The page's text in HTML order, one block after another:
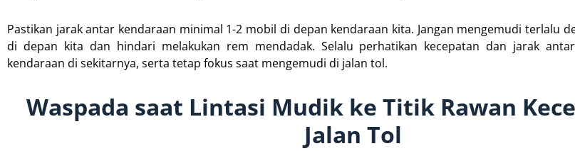
Pastikan jarak antar kendaraan minimal 1-2 mobil di depan kendaraan kita. Jangan mengemudi terlalu
di depan kita dan hindari melakukan rem mendadak. Selalu perhatikan kecepatan dan jarak
kendaraan di sekitarnya, serta tetap fokus saat mengemudi di jalan tol.
Waspada saat Lintasi Mudik ke Titik Rawan
Jalan Tol